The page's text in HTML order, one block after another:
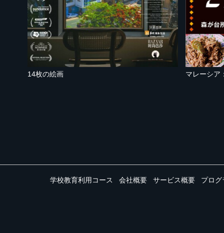
14枚の絵画
学校教育利用コース 会社概要 サービス概要 プログ